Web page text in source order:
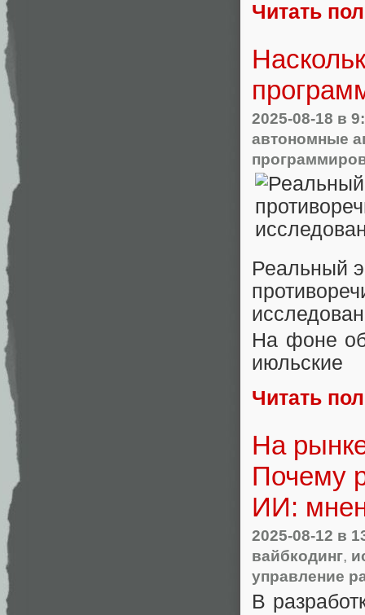
Читать
2025-08-18 в
автономные
Реальный
На фоне
июльские
Читать
На
Почему
ИИ:
2025-08-12 в
вайбкодинг,
управление
В